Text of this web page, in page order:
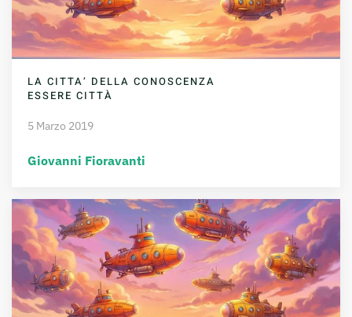
LA CITTA’ DELLA CONOSCENZA
ESSERE CITTÀ
5 Marzo 2019
Giovanni Fioravanti